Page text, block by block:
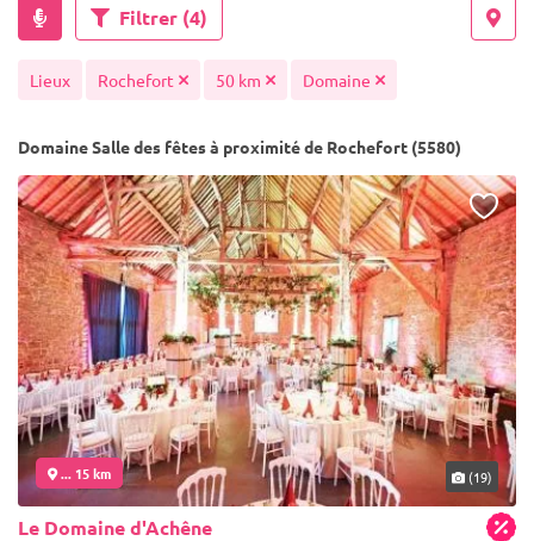
Filtrer (4)
Lieux Rochefort 50 km Domaine
Domaine Salle des fêtes à proximité de Rochefort (5580)
... 15 km (19)
Le Domaine d'Achêne